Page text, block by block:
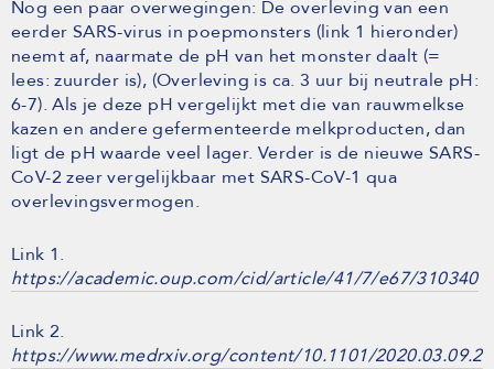
Nog een paar overwegingen: De overleving van een
eerder SARS-virus in poepmonsters (link 1 hieronder)
neemt af, naarmate de pH van het monster daalt (=
lees: zuurder is), (Overleving is ca. 3 uur bij neutrale pH:
6-7). Als je deze pH vergelijkt met die van rauwmelkse
kazen en andere gefermenteerde melkproducten, dan
ligt de pH waarde veel lager. Verder is de nieuwe SARS-
CoV-2 zeer vergelijkbaar met SARS-CoV-1 qua
overlevingsvermogen.
Link 1.
https://academic.oup.com/cid/article/41/7/e67/310340
Link 2.
https://www.medrxiv.org/content/10.1101/